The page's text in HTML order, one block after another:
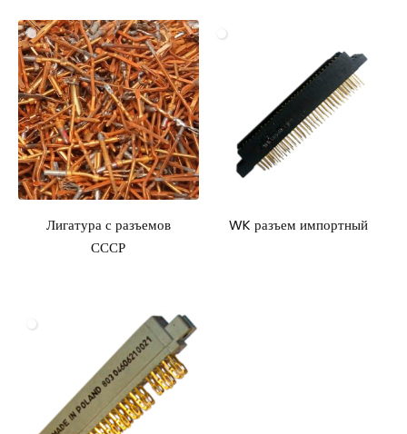
Лигатура с разъемов
СССР
WK разъем импортный